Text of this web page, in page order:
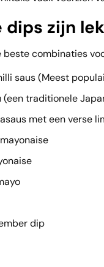
dips zijn
beste combinaties
saus (Meest
(een traditionele
met een verse
dip